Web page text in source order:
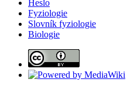
Heslo
Fyziologie
Slovník fyziologie
Biologie